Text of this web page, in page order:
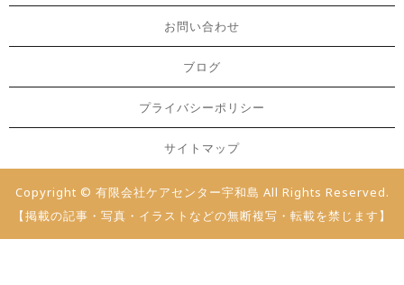
お問い合わせ
ブログ
プライバシーポリシー
サイトマップ
Copyright © 有限会社ケアセンター宇和島 All Rights Reserved.
【掲載の記事・写真・イラストなどの無断複写・転載を禁じます】